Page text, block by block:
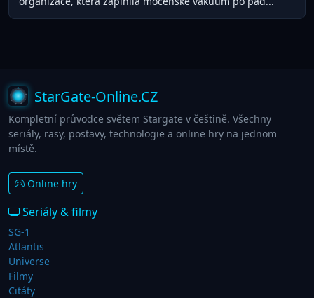
StarGate-Online.CZ
Kompletní průvodce světem Stargate v češtině. Všechny
seriály, rasy, postavy, technologie a online hry na jednom
místě.
Online hry
Seriály & filmy
SG-1
Atlantis
Universe
Filmy
Citáty